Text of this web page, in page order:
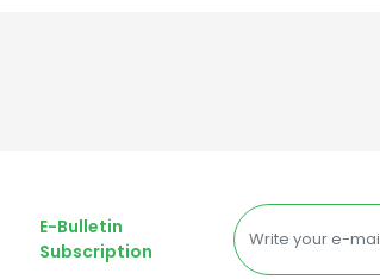
E-Bulletin
Subscription